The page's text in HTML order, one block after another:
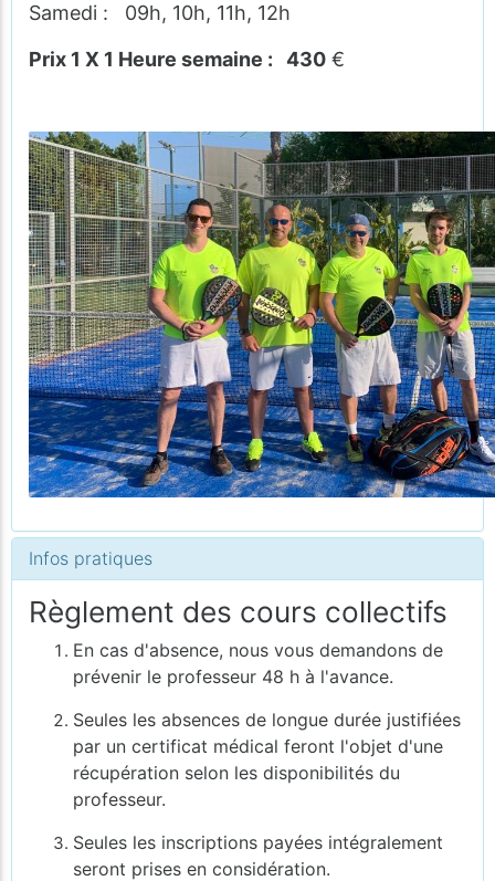
Samedi : 09h, 10h, 11h, 12h
Prix 1 X 1 Heure semaine : 430 €
Infos pratiques
Règlement des cours collectifs
En cas d'absence, nous vous demandons de
prévenir le professeur 48 h à l'avance.
Seules les absences de longue durée justifiées
par un certificat médical feront l'objet d'une
récupération selon les disponibilités du
professeur.
Seules les inscriptions payées intégralement
seront prises en considération.